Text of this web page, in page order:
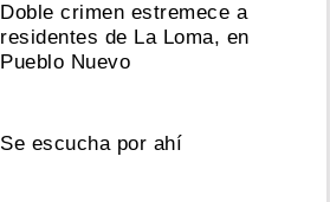
Doble crimen estremece a
residentes de La Loma, en
Pueblo Nuevo
Se escucha por ahí